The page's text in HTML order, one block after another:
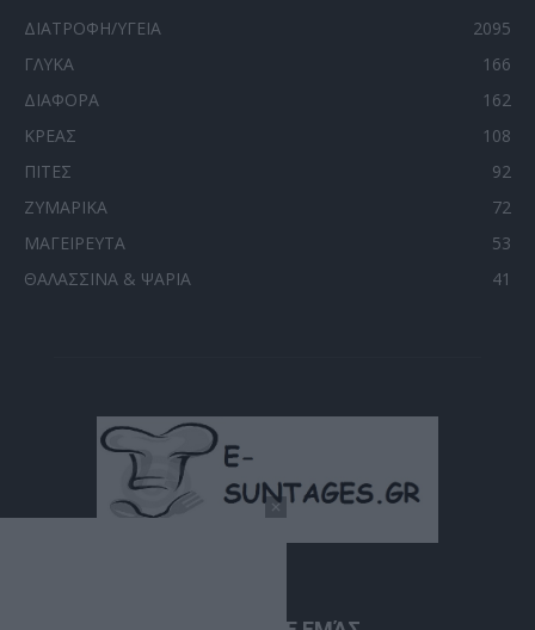
ΔΙΑΤΡΟΦΗ/ΥΓΕΙΑ
2095
ΓΛΥΚΑ
166
ΔΙΑΦΟΡΑ
162
ΚΡΕΑΣ
108
ΠΙΤΕΣ
92
ΖΥΜΑΡΙΚΑ
72
ΜΑΓΕΙΡΕΥΤΑ
53
ΘΑΛΑΣΣΙΝΑ & ΨΑΡΙΑ
41